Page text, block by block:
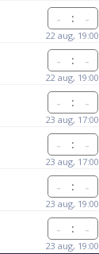
:
22 aug, 19:00
:
22 aug, 19:00
:
23 aug, 17:00
:
23 aug, 17:00
:
23 aug, 19:00
:
23 aug, 19:00